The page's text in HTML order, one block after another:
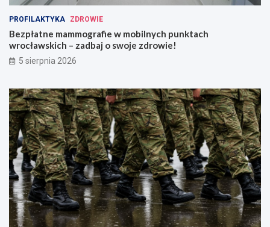
PROFILAKTYKA ZDROWIE
Bezpłatne mammografie w mobilnych punktach
wrocławskich – zadbaj o swoje zdrowie!
5 sierpnia 2026